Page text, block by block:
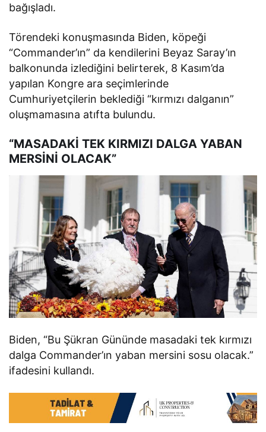
bağışladı.
Törendeki konuşmasında Biden, köpeği
“Commander’ın” da kendilerini Beyaz Saray’ın
balkonunda izlediğini belirterek, 8 Kasım’da
yapılan Kongre ara seçimlerinde
Cumhuriyetçilerin beklediği “kırmızı dalganın”
oluşmamasına atıfta bulundu.
“MASADAKİ TEK KIRMIZI DALGA YABAN
MERSİNİ OLACAK”
Biden, “Bu Şükran Gününde masadaki tek kırmızı
dalga Commander’ın yaban mersini sosu olacak.”
ifadesini kullandı.